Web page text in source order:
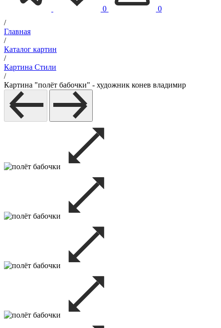
0
0
/
Главная
/
Каталог картин
/
Картина Стили
/
Картина "полёт бабочки" - художник конев владимир